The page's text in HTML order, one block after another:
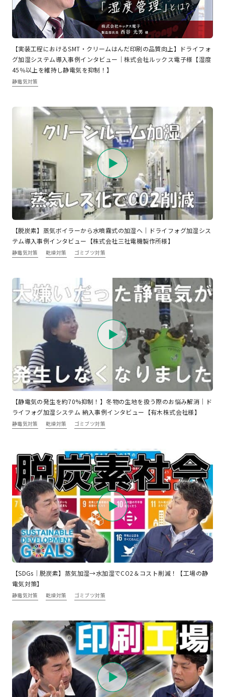
【実装工程におけるSMT・クリームはんだ印刷の品質向上】ドライフォ
グ加湿システム導入事例インタビュー｜株式会社ルックス電子様【湿度
45％以上を維持し静電気を抑制！】
静電気対策
【脱炭素】蒸気ボイラーから水噴霧式の加湿へ｜ドライフォグ加湿シス
テム導入事例インタビュー【株式会社三社電機製作所様】
静電気対策 乾燥対策 ゴミブツ対策
【静電気の発生を約70%抑制！】冬物の生地を扱う際のお悩み解消｜ド
ライフォグ加湿システム 納入事例インタビュー【有木株式会社様】
静電気対策 乾燥対策 ゴミブツ対策
【SDGs｜脱炭素】蒸気加湿→水加湿でCO2＆コスト削減！【工場の静
電気対策】
静電気対策 乾燥対策 ゴミブツ対策